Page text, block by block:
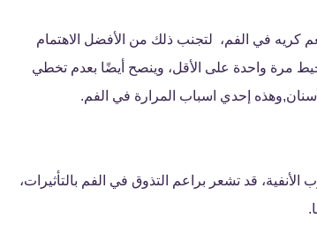
في الفم، لتجنب ذلك من الأفضل الاهتمام
مرة واحدة على الأقل، وينصح أيضًا بعدم تخطي
إحدي اسباب المرارة في الفم.
قد تشعر براعم التذوق في الفم بالتأثيرات،